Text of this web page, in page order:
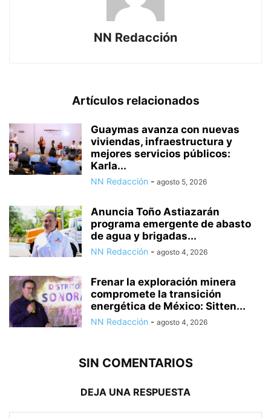
NN Redacción
Artículos relacionados
Guaymas avanza con nuevas
viviendas, infraestructura y
mejores servicios públicos:
Karla...
NN Redacción - agosto 5, 2026
Anuncia Toño Astiazarán
programa emergente de abasto
de agua y brigadas...
NN Redacción - agosto 4, 2026
Frenar la exploración minera
compromete la transición
energética de México: Sitten...
NN Redacción - agosto 4, 2026
SIN COMENTARIOS
DEJA UNA RESPUESTA